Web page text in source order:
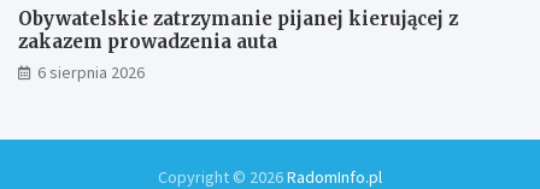
Obywatelskie zatrzymanie pijanej kierującej z
zakazem prowadzenia auta
6 sierpnia 2026
Copyright © 2026RadomInfo.pl